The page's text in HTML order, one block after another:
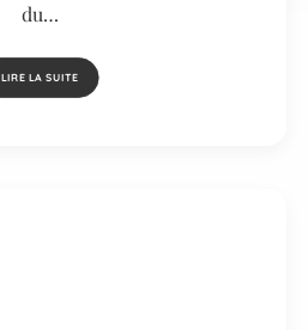
du…
LIRE LA SUITE